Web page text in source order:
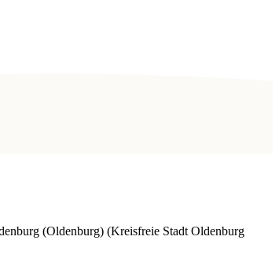
(Oldenburg) (Kreisfreie Stadt Oldenburg